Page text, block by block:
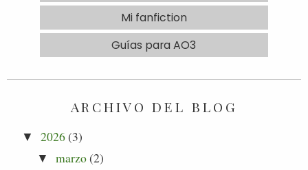
Mi fanfiction
Guías para AO3
ARCHIVO DEL BLOG
▼ 2026(3)
▼ marzo(2)